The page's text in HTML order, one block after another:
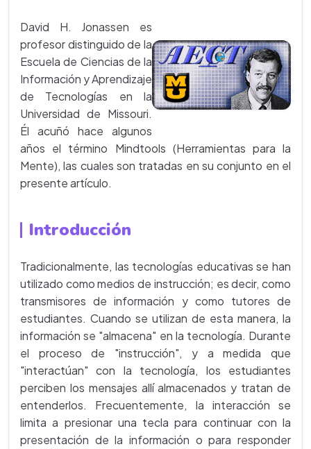
David H. Jonassen es
profesor distinguido de la
Escuela de Ciencias de la
Información y Aprendizaje
de Tecnologías en la
Universidad de Missouri.
Él acuñó hace algunos
años el término Mindtools (Herramientas para la
Mente), las cuales son tratadas en su conjunto en el
presente artículo.
Introducción
Tradicionalmente, las tecnologías educativas se han
utilizado como medios de instrucción; es decir, como
transmisores de información y como tutores de
estudiantes. Cuando se utilizan de esta manera, la
información se "almacena" en la tecnología. Durante
el proceso de "instrucción", y a medida que
"interactúan" con la tecnología, los estudiantes
perciben los mensajes allí almacenados y tratan de
entenderlos. Frecuentemente, la interacción se
limita a presionar una tecla para continuar con la
presentación de la información o para responder